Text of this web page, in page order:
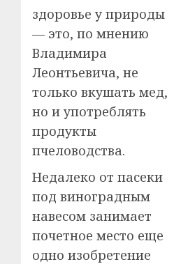
здоровье у природы
— это, по мнению
Владимира
Леонтьевича, не
только вкушать мед,
но и употреблять
продукты
пчеловодства.
Недалеко от пасеки
под виноградным
навесом занимает
почетное место еще
одно изобретение